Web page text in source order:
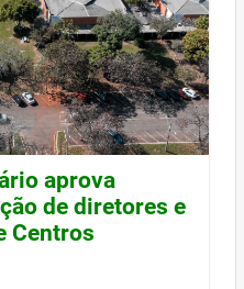
aprova
de diretores e
Centros